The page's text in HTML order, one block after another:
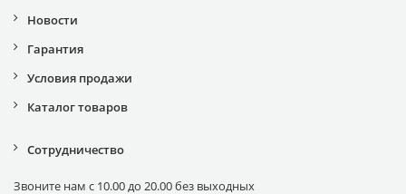
Новости
Гарантия
Условия продажи
Каталог товаров
Сотрудничество
Звоните нам с 10.00 до 20.00 без выходных